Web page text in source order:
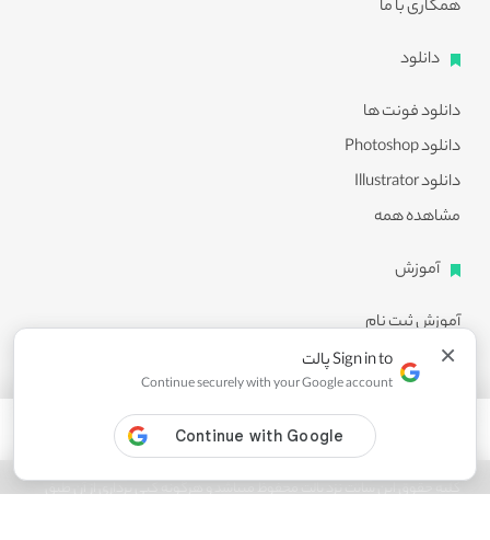
همکاری با ما
دانلود
دانلود فونت ها
دانلود Photoshop
دانلود Illustrator
مشاهده همه
آموزش
آموزش ثبت نام
آموزش دانلود
آموزش ویرایش طرح ها
مشاهده همه
کلیه حقوق این سایت نزد پالت محفوظ میباشد و هرگونه کپی برداری از آن طبق
× Sign in to پالت
Continue securely with your Google account